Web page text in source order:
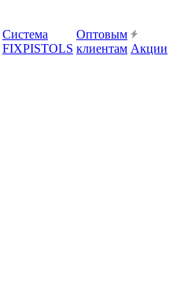
Система
FIXPISTOLS
Оптовым
клиентам Акции